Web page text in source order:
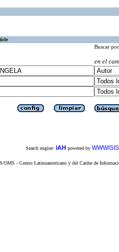
Buscar
en el
Search engine: iAH powered by WWWISIS
OMS - Centro Latinoamericano y del Caribe de